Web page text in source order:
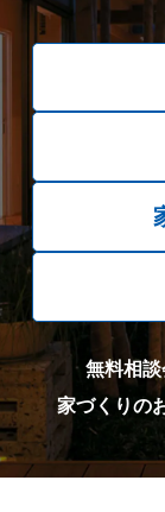
無料相談
家づくりの